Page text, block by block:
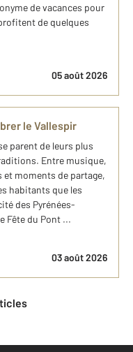
de vacances pour
de quelques
05 août 2026
le Vallespir
parent de leurs plus
Entre musique,
moments de partage,
habitants que les
des Pyrénées-
Fête du Pont ...
03 août 2026